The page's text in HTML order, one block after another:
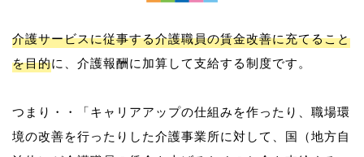
介護サービスに従事する介護職員の賃金改善に充てること
を目的に、介護報酬に加算して支給する制度です。
つまり・・「キャリアアップの仕組みを作ったり、職場環
境の改善を行ったりした介護事業所に対して、国（地方自